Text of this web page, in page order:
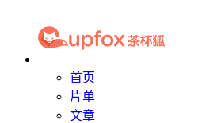
首页
片单
文章